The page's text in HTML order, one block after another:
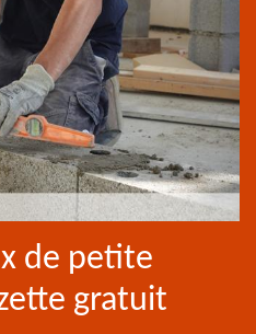
de petite
gratuit